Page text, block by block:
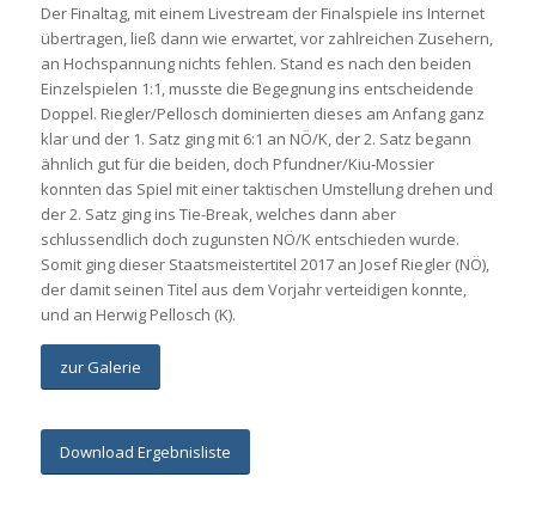
Der Finaltag, mit einem Livestream der Finalspiele ins Internet
übertragen, ließ dann wie erwartet, vor zahlreichen Zusehern,
an Hochspannung nichts fehlen. Stand es nach den beiden
Einzelspielen 1:1, musste die Begegnung ins entscheidende
Doppel. Riegler/Pellosch dominierten dieses am Anfang ganz
klar und der 1. Satz ging mit 6:1 an NÖ/K, der 2. Satz begann
ähnlich gut für die beiden, doch Pfundner/Kiu-Mossier
konnten das Spiel mit einer taktischen Umstellung drehen und
der 2. Satz ging ins Tie-Break, welches dann aber
schlussendlich doch zugunsten NÖ/K entschieden wurde.
Somit ging dieser Staatsmeistertitel 2017 an Josef Riegler (NÖ),
der damit seinen Titel aus dem Vorjahr verteidigen konnte,
und an Herwig Pellosch (K).
zur Galerie
Download Ergebnisliste